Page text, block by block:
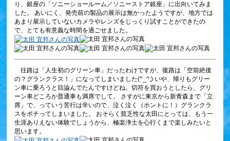
り、銀座の「ソニーショールーム／ソニーストア銀座」に出向いてみま
した。 あいにく、発売前の製品の展示は無かったようですが、地方では
あまり展示していないカメラやレンズをじっくり試すことができたの
で、とても有意義な時間を過ごせました。
往路は「人生初のグリーン車」だったわけですが、復路は「空前絶後
の？グランクラス！」になってしまいました(^_^;) いや、帰りもグリー
ン車に乗ろうと目論んでたんですけどね。切符を買おうとしたら、グリ
ーン車どころか普通車も満席でして。 さすがに東京から新青森まで「立
席」で、っていう苦行は辛いので、泣く泣く（ホントに！）グランクラ
スをポチってしまいました。 おそらく貧乏性な太田にとっては、もう一
生涯ありえない体験でしょうから、極楽浄土を心行くまで楽しみたいと
思います。